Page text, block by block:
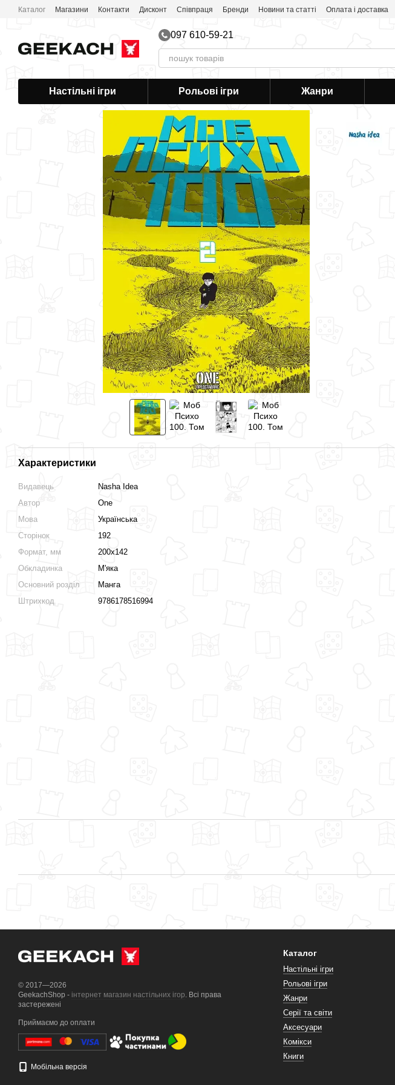
Перейти до основного контенту
Каталог Магазини Контакти Дисконт Співпраця Бренди Новини та статті Оплата і доставка
097 610-59-21
Настільні ігри Рольові ігри Жанри
Характеристики
Видавець
Nasha Idea
Автор
One
Мова
Українська
Сторінок
192
Формат, мм
200х142
Обкладинка
М'яка
Основний розділ
Манга
Штрихкод
9786178516994
© 2017—2026
GeekachShop - інтернет магазин настільних ігор. Всі права
застережені
Приймаємо до оплати
Мобільна версія
Каталог
Настільні ігри
Рольові ігри
Жанри
Серії та світи
Аксесуари
Комікси
Книги